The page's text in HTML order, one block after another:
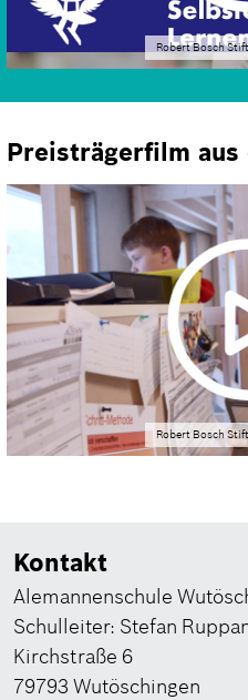
Robert Bosch
Preisträgerfilm aus
Robert Bosch
Kontakt
Alemannenschule
Schulleiter: Stefan
Kirchstraße 6
79793 Wutöschingen